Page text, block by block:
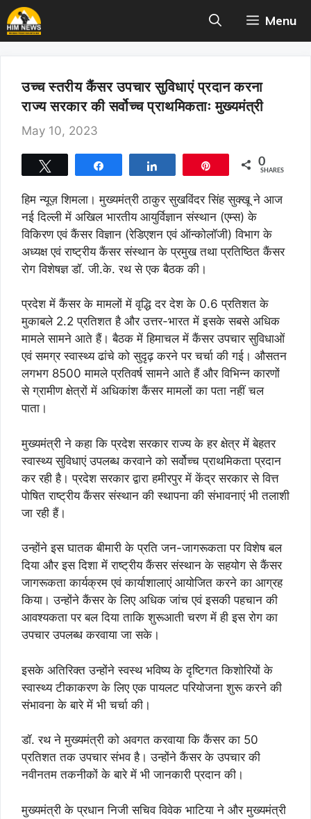
Skip
to
content
Menu
उच्च स्तरीय कैंसर उपचार सुविधाएं प्रदान करना
राज्य सरकार की सर्वोच्च प्राथमिकताः मुख्यमंत्री
May 10, 2023
0
SHARES
हिम न्यूज़ शिमला। मुख्यमंत्री ठाकुर सुखविंदर सिंह सुक्खू ने आज
नई दिल्ली में अखिल भारतीय आयुर्विज्ञान संस्थान (एम्स) के
विकिरण एवं कैंसर विज्ञान (रेडिएशन एवं ऑन्कोलॉजी) विभाग के
अध्यक्ष एवं राष्ट्रीय कैंसर संस्थान के प्रमुख तथा प्रतिष्ठित कैंसर
रोग विशेषज्ञ डॉ. जी.के. रथ से एक बैठक की।
प्रदेश में कैंसर के मामलों में वृद्धि दर देश के 0.6 प्रतिशत के
मुकाबले 2.2 प्रतिशत है और उत्तर-भारत में इसके सबसे अधिक
मामले सामने आते हैं। बैठक में हिमाचल में कैंसर उपचार सुविधाओं
एवं समग्र स्वास्थ्य ढांचे को सुदृढ़ करने पर चर्चा की गई। औसतन
लगभग 8500 मामले प्रतिवर्ष सामने आते हैं और विभिन्न कारणों
से ग्रामीण क्षेत्रों में अधिकांश कैंसर मामलों का पता नहीं चल
पाता।
मुख्यमंत्री ने कहा कि प्रदेश सरकार राज्य के हर क्षेत्र में बेहतर
स्वास्थ्य सुविधाएं उपलब्ध करवाने को सर्वोच्च प्राथमिकता प्रदान
कर रही है। प्रदेश सरकार द्वारा हमीरपुर में केंद्र सरकार से वित्त
पोषित राष्ट्रीय कैंसर संस्थान की स्थापना की संभावनाएं भी तलाशी
जा रही हैं।
उन्होंने इस घातक बीमारी के प्रति जन-जागरूकता पर विशेष बल
दिया और इस दिशा में राष्ट्रीय कैंसर संस्थान के सहयोग से कैंसर
जागरूकता कार्यक्रम एवं कार्याशालाएं आयोजित करने का आग्रह
किया। उन्होंने कैंसर के लिए अधिक जांच एवं इसकी पहचान की
आवश्यकता पर बल दिया ताकि शुरूआती चरण में ही इस रोग का
उपचार उपलब्ध करवाया जा सके।
इसके अतिरिक्त उन्होंने स्वस्थ भविष्य के दृष्टिगत किशोरियों के
स्वास्थ्य टीकाकरण के लिए एक पायलट परियोजना शुरू करने की
संभावना के बारे में भी चर्चा की।
डॉ. रथ ने मुख्यमंत्री को अवगत करवाया कि कैंसर का 50
प्रतिशत तक उपचार संभव है। उन्होंने कैंसर के उपचार की
नवीनतम तकनीकों के बारे में भी जानकारी प्रदान की।
मुख्यमंत्री के प्रधान निजी सचिव विवेक भाटिया ने और मुख्यमंत्री